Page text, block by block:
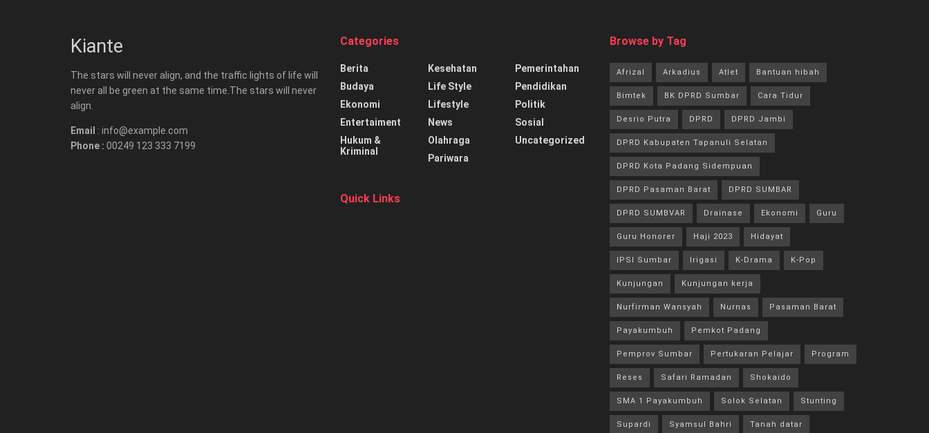
Kiante
The stars will never align, and the traffic lights of life will
never all be green at the same time.The stars will never
align.
Email : info@example.com
Phone : 00249 123 333 7199
Categories
Berita
Budaya
Ekonomi
Entertaiment
Hukum &
Kriminal
Kesehatan
Life Style
Lifestyle
News
Olahraga
Pariwara
Pemerintahan
Pendidikan
Politik
Sosial
Uncategorized
Quick Links
Browse by Tag
Afrizal Arkadius Atlet Bantuan hibah
Bimtek BK DPRD Sumbar Cara Tidur
Desrio Putra DPRD DPRD Jambi
DPRD Kabupaten Tapanuli Selatan
DPRD Kota Padang Sidempuan
DPRD Pasaman Barat DPRD SUMBAR
DPRD SUMBVAR Drainase Ekonomi Guru
Guru Honorer Haji 2023 Hidayat
IPSI Sumbar Irigasi K-Drama K-Pop
Kunjungan Kunjungan kerja
Nurfirman Wansyah Nurnas Pasaman Barat
Payakumbuh Pemkot Padang
Pemprov Sumbar Pertukaran Pelajar Program
Reses Safari Ramadan Shokaido
SMA 1 Payakumbuh Solok Selatan Stunting
Supardi Syamsul Bahri Tanah datar